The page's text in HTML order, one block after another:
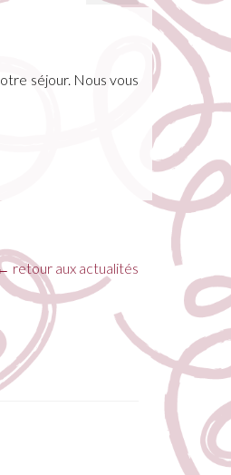
séjour. Nous vous
retour aux actualités